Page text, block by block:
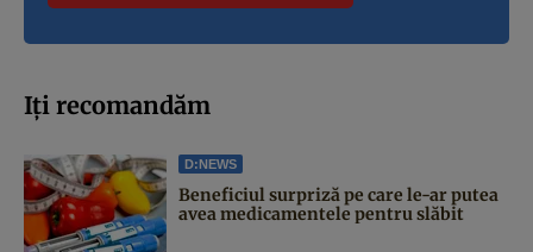
Iți recomandăm
D:NEWS
Beneficiul surpriză pe care le-ar putea
avea medicamentele pentru slăbit